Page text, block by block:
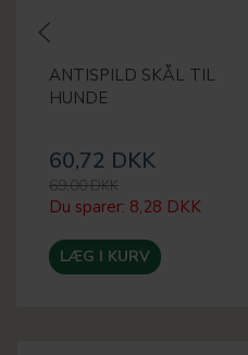
ANTISPILD SKÅL TIL
HUNDE
60,72 DKK
69,00 DKK
Du sparer: 8,28 DKK
LÆG I KURV